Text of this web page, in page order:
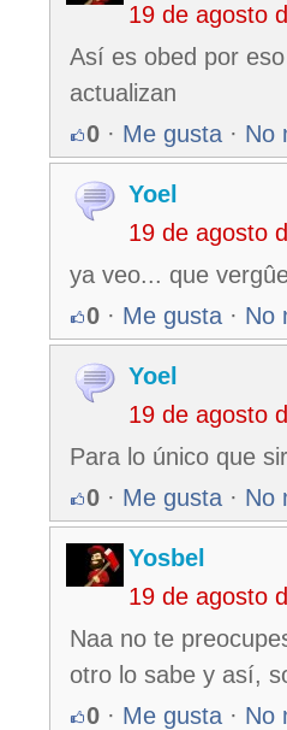
19 de agosto
Así es obed por
actualizan
0 · Me gusta · No
Yoel
19 de agosto
ya veo... que
0 · Me gusta · No
Yoel
19 de agosto
Para lo único que
0 · Me gusta · No
Yosbel
19 de agosto
Naa no te
otro lo sabe y así,
0 · Me gusta · No